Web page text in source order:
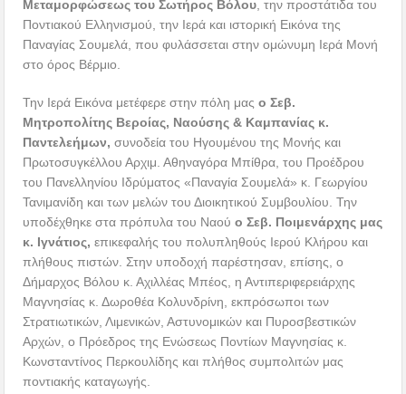
Μεταμορφώσεως του Σωτήρος Βόλου , την προστάτιδα του
Ποντιακού Ελληνισμού, την Ιερά και ιστορική Εικόνα της
Παναγίας Σουμελά, που φυλάσσεται στην ομώνυμη Ιερά Μονή
στο όρος Βέρμιο.
Την Ιερά Εικόνα μετέφερε στην πόλη μαςο Σεβ.
Μητροπολίτης Βεροίας, Ναούσης & Καμπανίας κ.
Παντελεήμων,συνοδεία του Ηγουμένου της Μονής και
Πρωτοσυγκέλλου Αρχιμ. Αθηναγόρα Μπίθρα, του Προέδρου
του Πανελληνίου Ιδρύματος «Παναγία Σουμελά» κ. Γεωργίου
Τανιμανίδη και των μελών του Διοικητικού Συμβουλίου. Την
υποδέχθηκε στα πρόπυλα του Ναούο Σεβ. Ποιμενάρχης μας
κ. Ιγνάτιος, επικεφαλής του πολυπληθούς Ιερού Κλήρου και
πλήθους πιστών. Στην υποδοχή παρέστησαν, επίσης, ο
Δήμαρχος Βόλου κ. Αχιλλέας Μπέος, η Αντιπεριφερειάρχης
Μαγνησίας κ. Δωροθέα Κολυνδρίνη, εκπρόσωποι των
Στρατιωτικών, Λιμενικών, Αστυνομικών και Πυροσβεστικών
Αρχών, ο Πρόεδρος της Ενώσεως Ποντίων Μαγνησίας κ.
Κωνσταντίνος Περκουλίδης και πλήθος συμπολιτών μας
ποντιακής καταγωγής.